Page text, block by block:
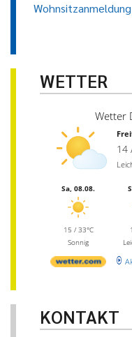
Wohnsitzanmeldung
WETTER
Wetter
14
Sa, 08.08.
15 / 33°C
Sonnig
KONTAKT